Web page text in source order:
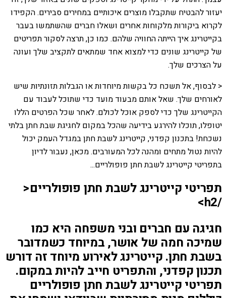
יעזור להבטיח שתקבלו מוצרים איכותיים במחירים סבירים. הקפידו
לקרוא ביקורות מלקוחות אחרים ושאלו חברים שהשתמשו בעבר
בקייטרינג איך הייתה החוויה שלהם. כמו כן, תרצה לסקור תפריטים
של קייטרינג שונים כדי למצוא אחד שמתאים לתקציב שלך ועונה
על הצרכים שלך.
< לבסוף, אל תשכח כל בקשות מיוחדות או הגבלות תזונתיות שיש
לאורחים שלך. שאל אותם מבעוד מועד כדי שתוכל לעבוד עם
הקייטרינג שלך כדי לספק אוכל לכולם. לאחר שכל הפרטים הללו
יטופלו, תוכלו להירגע בידיעה שהכל במקום לחגיגת שבת חתן בלתי
נשכחת! בתכנון קפדני, קייטרינג לשבת חתן במגדל העמק יכול
להיות נטול מתחים ומהנה לכל המעורבים. מכאן, נעבור לדיון
בתפריטי קייטרינג לשבת חתן פופולריים...
תפריטי קייטרינג לשבת חתן פופולריים<
/h2>
חגיגה עם חברים ובני משפחה היא כמו
שמיכה חמה של אושר, במיוחד כשמדובר
בשבת חתן. קייטרינג לאירוע מיוחד זה דורש
תכנון קפדני, והתפריט חייב להיות במקום.
תפריטי קייטרינג לשבת חתן פופולריים